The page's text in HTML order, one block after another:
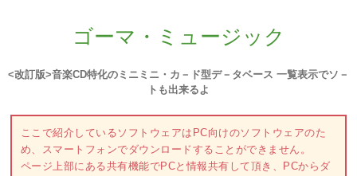
ゴーマ・ミュージック
<改訂版>音楽CD特化のミニミニ・カ－ド型デ－タベース 一覧表示でソ－
トも出来るよ
ここで紹介しているソフトウェアはPC向けのソフトウェアのた
め、スマートフォンでダウンロードすることができません。
ページ上部にある共有機能でPCと情報共有して頂き、PCからダ